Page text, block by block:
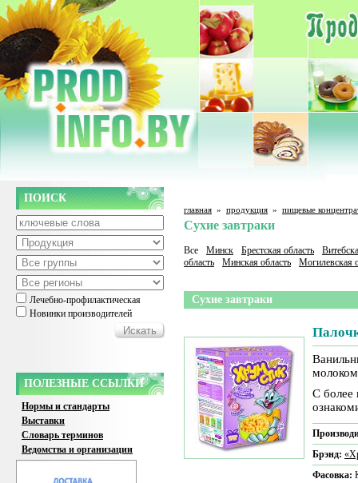
ПОИСК
Лечебно-профилактическая
Новинки производителей
ПОЛЕЗНЫЕ ССЫЛКИ
Нормы и стандарты
Выставки
Словарь терминов
Ведомства и организации
главная » продукция » пищевые
Сухие завтраки
Все Минск Брестская область
область
Минская область Могилевская
Сухие завтраки
С более
Брэнд:
Фасовка: